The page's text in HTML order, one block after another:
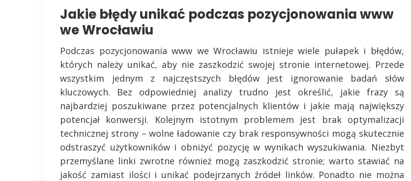
Jakie błędy unikać podczas pozycjonowania www
we Wrocławiu
Podczas pozycjonowania www we Wrocławiu istnieje wiele pułapek i błędów,
których należy unikać, aby nie zaszkodzić swojej stronie internetowej. Przede
wszystkim jednym z najczęstszych błędów jest ignorowanie badań słów
kluczowych. Bez odpowiedniej analizy trudno jest określić, jakie frazy są
najbardziej poszukiwane przez potencjalnych klientów i jakie mają największy
potencjał konwersji. Kolejnym istotnym problemem jest brak optymalizacji
technicznej strony – wolne ładowanie czy brak responsywności mogą skutecznie
odstraszyć użytkowników i obniżyć pozycję w wynikach wyszukiwania. Niezbyt
przemyślane linki zwrotne również mogą zaszkodzić stronie; warto stawiać na
jakość zamiast ilości i unikać podejrzanych źródeł linków. Ponadto nie można